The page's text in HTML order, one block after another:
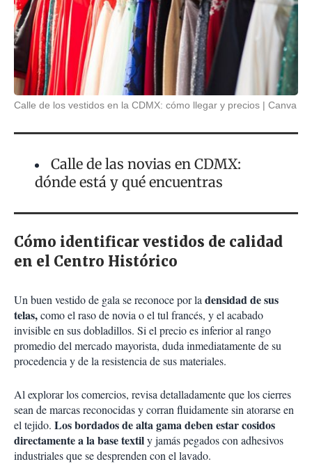
Calle de los vestidos en la CDMX: cómo llegar y precios Canva
Calle de las novias en CDMX:
dónde está y qué encuentras
Cómo identificar vestidos de calidad
en el Centro Histórico
Un buen vestido de gala se reconoce por ladensidad de sus
telas,como el raso de novia o el tul francés, y el acabado
invisible en sus dobladillos. Si el precio es inferior al rango
promedio del mercado mayorista, duda inmediatamente de su
procedencia y de la resistencia de sus materiales.
Al explorar los comercios, revisa detalladamente que los cierres
sean de marcas reconocidas y corran fluidamente sin atorarse en
el tejido. Los bordados de alta gama deben estar cosidos
directamente a la base textily jamás pegados con adhesivos
industriales que se desprenden con el lavado.